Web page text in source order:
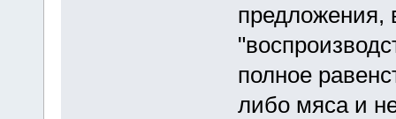
предложения,
полное
либо мяса и